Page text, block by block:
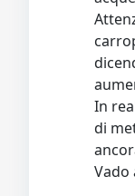
In
di
Vado